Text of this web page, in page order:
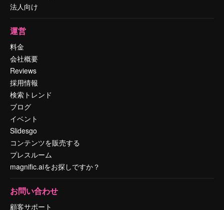
法人向け
運営
料金
会社概要
Reviews
採用情報
検索トレンド
ブログ
イベント
Slidesgo
コンテンツを販売する
プレスルーム
magnific.aiをお探しですか？
お問い合わせ
顧客サポート